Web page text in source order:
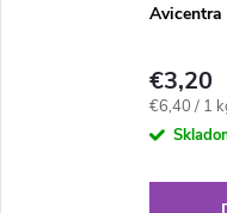
Avicentra
€3,20
Jednotková
cena:
€6,40 / 1